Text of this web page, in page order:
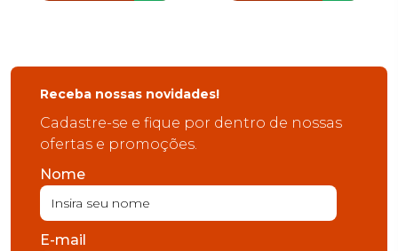
Receba nossas novidades!
Cadastre-se e fique por dentro de nossas
ofertas e promoções.
Nome
E-mail